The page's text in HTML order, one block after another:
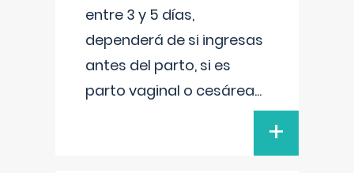
entre 3 y 5 días,
dependerá de si ingresas
antes del parto, si es
parto vaginal o cesárea...
+